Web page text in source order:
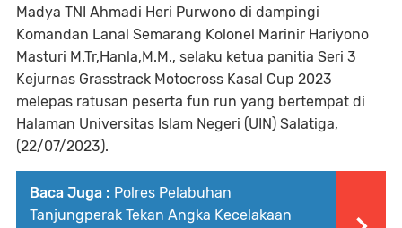
Madya TNI Ahmadi Heri Purwono di dampingi
Komandan Lanal Semarang Kolonel Marinir Hariyono
Masturi M.Tr,Hanla,M.M., selaku ketua panitia Seri 3
Kejurnas Grasstrack Motocross Kasal Cup 2023
melepas ratusan peserta fun run yang bertempat di
Halaman Universitas Islam Negeri (UIN) Salatiga,
(22/07/2023).
Baca Juga : Polres Pelabuhan
Tanjungperak Tekan Angka Kecelakaan